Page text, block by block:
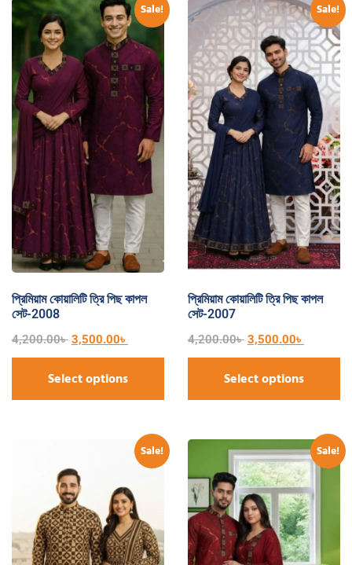
Sale!
প্রিমিয়াম কোয়ালিটি ত্রি পিছ কাপল
সেট-2008
4,200.00৳ 3,500.00৳
Select options
Sale!
প্রিমিয়াম কোয়ালিটি ত্রি পিছ কাপল
সেট-2007
4,200.00৳ 3,500.00৳
Select options
Sale! Sale!